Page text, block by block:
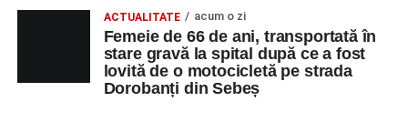
motocicletă pe direcția Daia Română – Sebeș. Acesta ar
fi surprins și accidentat o femeie de 66 de ani, din Sebeș,
care traversa strada printr-un loc nepermis.
În urma impactului, femeia a suferit leziuni corporale
ACTUALITATE acum o zi
Femeie de 66 de ani, transportată în
stare gravă la spital după ce a fost
lovită de o motocicletă pe strada
Dorobanți din Sebeș